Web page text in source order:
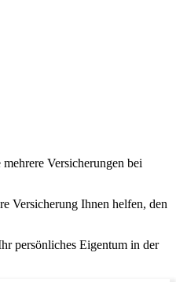
Versicherungen bei
Versicherung Ihnen helfen, den
persönliches Eigentum in der